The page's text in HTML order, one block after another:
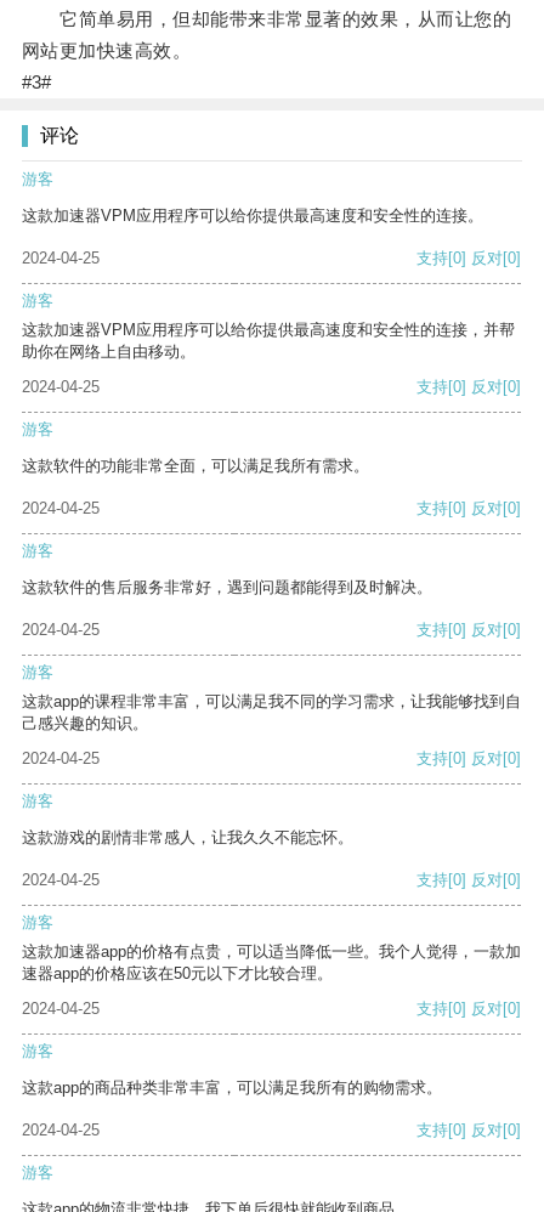
它简单易用，但却能带来非常显著的效果，从而让您的
网站更加快速高效。
#3#
评论
游客
这款加速器VPM应用程序可以给你提供最高速度和安全性的连接。
2024-04-25 支持[0] 反对[0]
游客
这款加速器VPM应用程序可以给你提供最高速度和安全性的连接，并帮
助你在网络上自由移动。
2024-04-25
支持[0] 反对[0]
游客
这款软件的功能非常全面，可以满足我所有需求。
2024-04-25 支持[0] 反对[0]
游客
这款软件的售后服务非常好，遇到问题都能得到及时解决。
2024-04-25 支持[0] 反对[0]
游客
这款app的课程非常丰富，可以满足我不同的学习需求，让我能够找到自
己感兴趣的知识。
2024-04-25
支持[0] 反对[0]
游客
这款游戏的剧情非常感人，让我久久不能忘怀。
2024-04-25 支持[0] 反对[0]
游客
这款加速器app的价格有点贵，可以适当降低一些。我个人觉得，一款加
速器app的价格应该在50元以下才比较合理。
2024-04-25
支持[0] 反对[0]
游客
这款app的商品种类非常丰富，可以满足我所有的购物需求。
2024-04-25 支持[0] 反对[0]
游客